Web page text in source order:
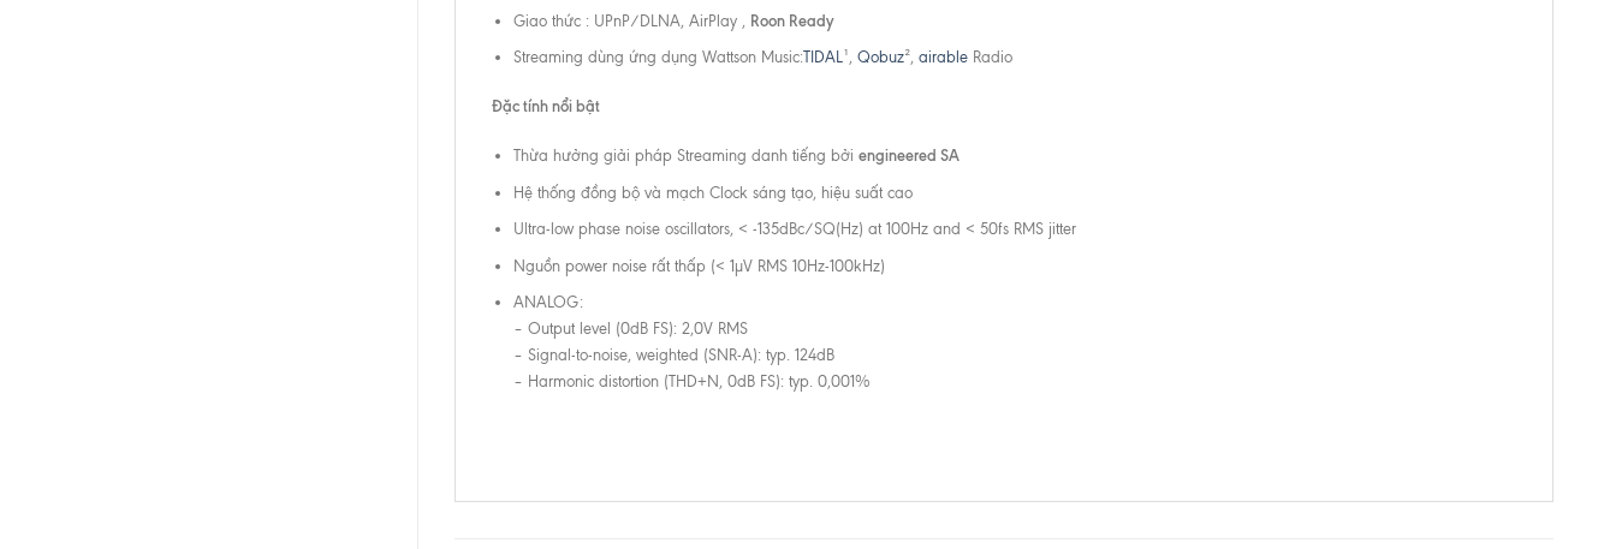
Giao thức : UPnP/DLNA, AirPlay , Roon Ready
Streaming dùng ứng dụng Wattson Music:TIDAL¹,Qobuz²,airable Radio
Đặc tính nổi bật
Thừa hưởng giải pháp Streaming danh tiếng bởiengineered SA
Hệ thống đồng bộ và mạch Clock sáng tạo, hiệu suất cao
Ultra-low phase noise oscillators, < -135dBc/SQ(Hz) at 100Hz and < 50fs RMS jitter
Nguồn power noise rất thấp (< 1µV RMS 10Hz-100kHz)
ANALOG:
– Output level (0dB FS): 2,0V RMS
– Signal-to-noise, weighted (SNR-A): typ. 124dB
– Harmonic distortion (THD+N, 0dB FS): typ. 0,001%